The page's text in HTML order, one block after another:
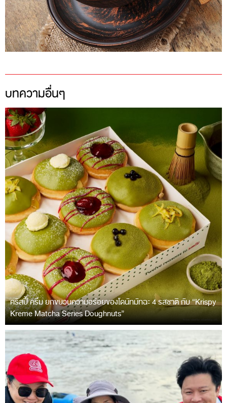
บทความอื่นๆ
คริสปี้ ครีม ยกขบวนความอร่อยของโดนัทมัทฉะ 4 รสชาติ กับ “Krispy
Kreme Matcha Series Doughnuts”